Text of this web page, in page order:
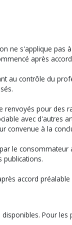
ne s'applique pas à
après
au contrôle du
pour des
avec d'autres
à la
le consommateur
accord
Pour